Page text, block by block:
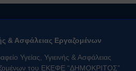
Ασφάλεια
κίνδυνοι
& Ασφάλειας Εργαζομένων
Υγείας, Υγιεινής & Ασφάλειας
του ΕΚΕΦΕ “ΔΗΜΟΚΡΙΤΟΣ”